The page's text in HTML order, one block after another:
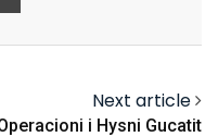
Next article
i Hysni Gucatit